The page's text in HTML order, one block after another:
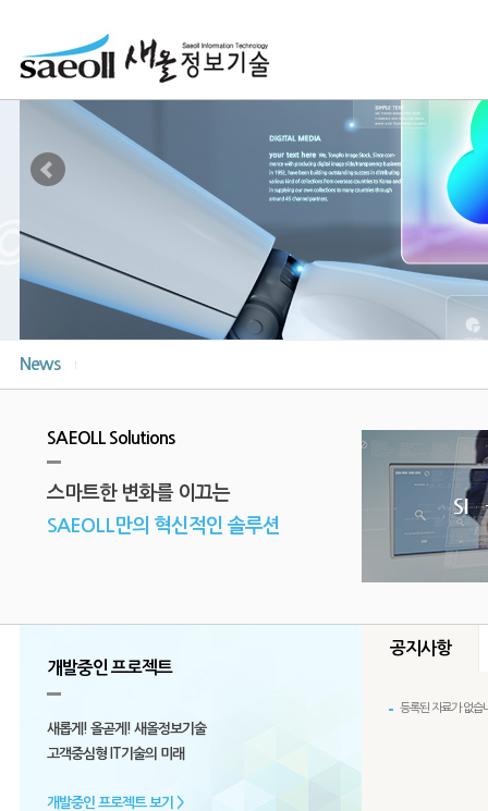
News
SAEOLL Solutions
스마트한 변화를 이끄는
SAEOLL만의 혁신적인 솔루션
개발중인 프로젝트
새롭게! 올곧게! 새올정보기술
고객중심형 IT기술의 미래
개발중인 프로젝트 보기 >
공지사항
등록된 자료가 없습
등록된 자료